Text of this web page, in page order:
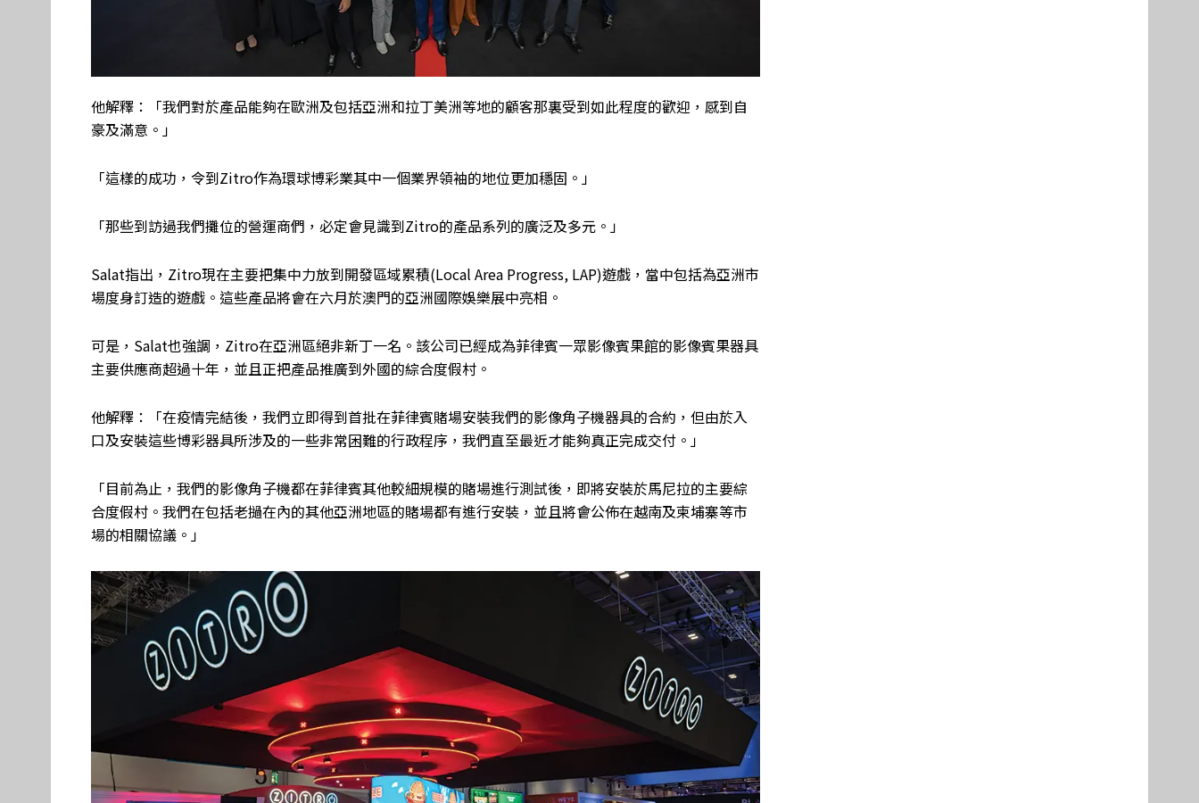
他解釋：「我們對於產品能夠在歐洲及包括亞洲和拉丁美洲等地的顧客那裏受到如此程度的歡迎，感到自
豪及滿意。」
「這樣的成功，令到Zitro作為環球博彩業其中一個業界領袖的地位更加穩固。」
「那些到訪過我們攤位的營運商們，必定會見識到Zitro的產品系列的廣泛及多元。」
Salat指出，Zitro現在主要把集中力放到開發區域累積(Local Area Progress, LAP)遊戲，當中包括為亞洲市
場度身訂造的遊戲。這些產品將會在六月於澳門的亞洲國際娛樂展中亮相。
可是，Salat也強調，Zitro在亞洲區絕非新丁一名。該公司已經成為菲律賓一眾影像賓果館的影像賓果器具
主要供應商超過十年，並且正把產品推廣到外國的綜合度假村。
他解釋：「在疫情完結後，我們立即得到首批在菲律賓賭場安裝我們的影像角子機器具的合約，但由於入
口及安裝這些博彩器具所涉及的一些非常困難的行政程序，我們直至最近才能夠真正完成交付。」
「目前為止，我們的影像角子機都在菲律賓其他較細規模的賭場進行測試後，即將安裝於馬尼拉的主要綜
合度假村。我們在包括老撾在內的其他亞洲地區的賭場都有進行安裝，並且將會公佈在越南及柬埔寨等市
場的相關協議。」